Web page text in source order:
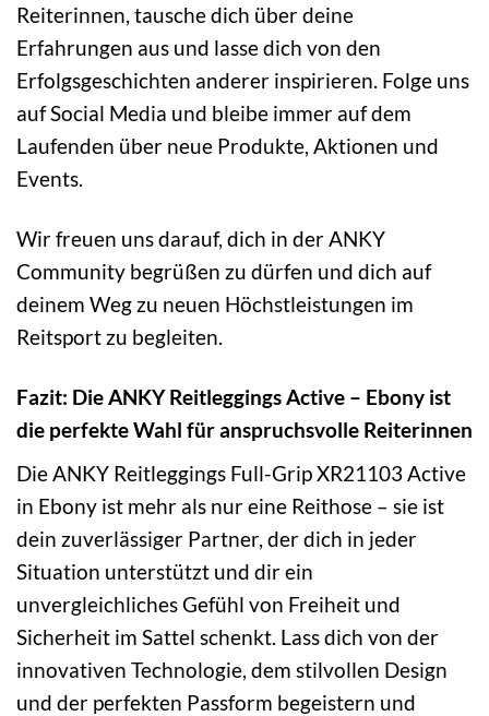
Reiterinnen, tausche dich über deine
Erfahrungen aus und lasse dich von den
Erfolgsgeschichten anderer inspirieren. Folge uns
auf Social Media und bleibe immer auf dem
Laufenden über neue Produkte, Aktionen und
Events.
Wir freuen uns darauf, dich in der ANKY
Community begrüßen zu dürfen und dich auf
deinem Weg zu neuen Höchstleistungen im
Reitsport zu begleiten.
Fazit: Die ANKY Reitleggings Active – Ebony ist
die perfekte Wahl für anspruchsvolle Reiterinnen
Die ANKY Reitleggings Full-Grip XR21103 Active
in Ebony ist mehr als nur eine Reithose – sie ist
dein zuverlässiger Partner, der dich in jeder
Situation unterstützt und dir ein
unvergleichliches Gefühl von Freiheit und
Sicherheit im Sattel schenkt. Lass dich von der
innovativen Technologie, dem stilvollen Design
und der perfekten Passform begeistern und